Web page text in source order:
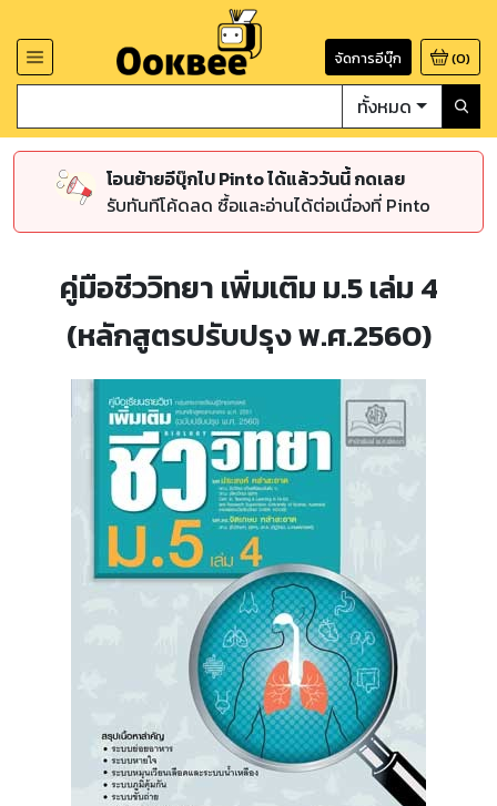
จัดการอีบุ๊ก (0)
ทั้งหมด
โอนย้ายอีบุ๊กไป Pinto ได้แล้ววันนี้ กดเลย
รับทันทีโค้ดลด ซื้อและอ่านได้ต่อเนื่องที่ Pinto
คู่มือชีววิทยา เพิ่มเติม ม.5 เล่ม 4
(หลักสูตรปรับปรุง พ.ศ.2560)